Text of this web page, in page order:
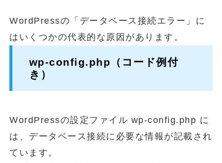
WordPressの「データベース接続エラー」に
はいくつかの代表的な原因があります。
wp-config.php（コード例付
き）
WordPressの設定ファイル wp-config.php に
は、データベース接続に必要な情報が記載され
ています。